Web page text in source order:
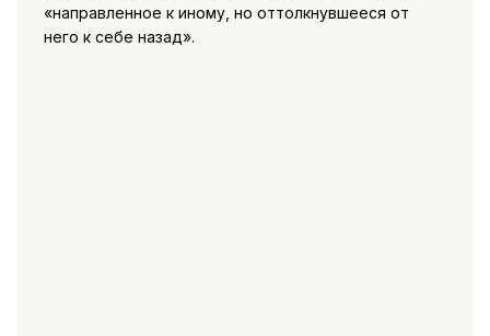
«направленное к иному, но оттолкнувшееся от
него к себе назад».